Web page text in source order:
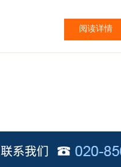
阅读详情